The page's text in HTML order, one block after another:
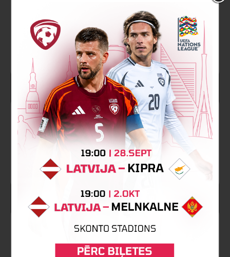
88’ Spēlētāja maiņa
Olaide Muhammed Badmus
Daniels Balodis
88’ Spēlētāja maiņa
Toluwalase Emmanuel Arokodare
Kristers Lūsiņš